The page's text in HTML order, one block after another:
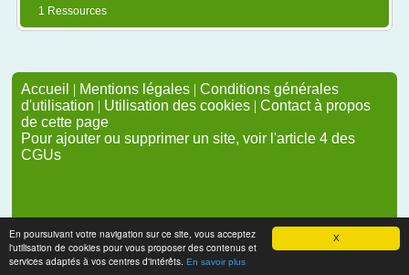
X
En poursuivant votre navigation sur ce site, vous acceptez
l'utilisation de cookies pour vous proposer des contenus et
services adaptés à vos centres d'intérêts. En savoir plus
1 Ressources
Accueil | Mentions légales | Conditions générales
d'utilisation | Utilisation des cookies | Contact à propos
de cette page
Pour ajouter ou supprimer un site, voir l'article 4 des
CGUs